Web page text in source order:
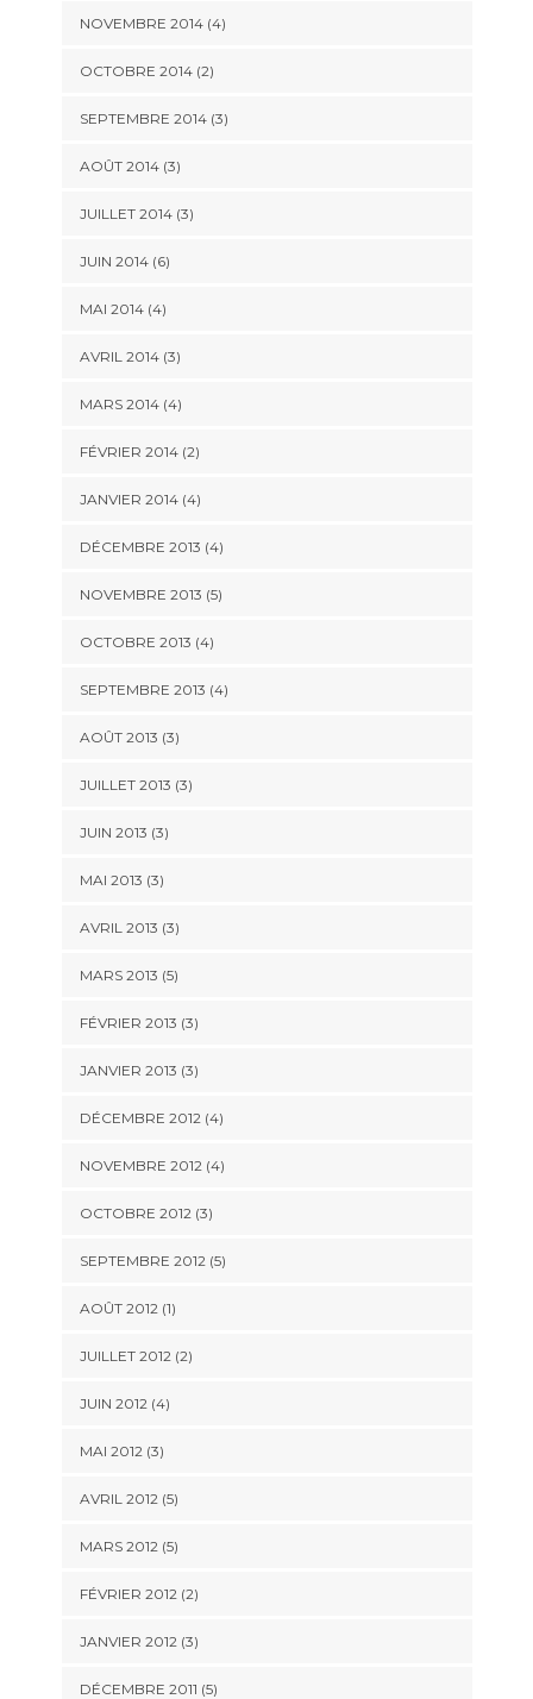
NOVEMBRE 2014(4)
OCTOBRE 2014(2)
SEPTEMBRE 2014(3)
AOÛT 2014(3)
JUILLET 2014(3)
JUIN 2014(6)
MAI 2014(4)
AVRIL 2014(3)
MARS 2014(4)
FÉVRIER 2014(2)
JANVIER 2014(4)
DÉCEMBRE 2013 (4)
NOVEMBRE 2013 (5)
OCTOBRE 2013 (4)
SEPTEMBRE 2013 (4)
AOÛT 2013 (3)
JUILLET 2013 (3)
JUIN 2013 (3)
MAI 2013 (3)
AVRIL 2013 (3)
MARS 2013 (5)
FÉVRIER 2013 (3)
JANVIER 2013 (3)
DÉCEMBRE 2012(4)
NOVEMBRE 2012(4)
OCTOBRE 2012(3)
SEPTEMBRE 2012(5)
AOÛT 2012(1)
JUILLET 2012(2)
JUIN 2012(4)
MAI 2012(3)
AVRIL 2012(5)
MARS 2012(5)
FÉVRIER 2012(2)
JANVIER 2012(3)
DÉCEMBRE 2011 (5)